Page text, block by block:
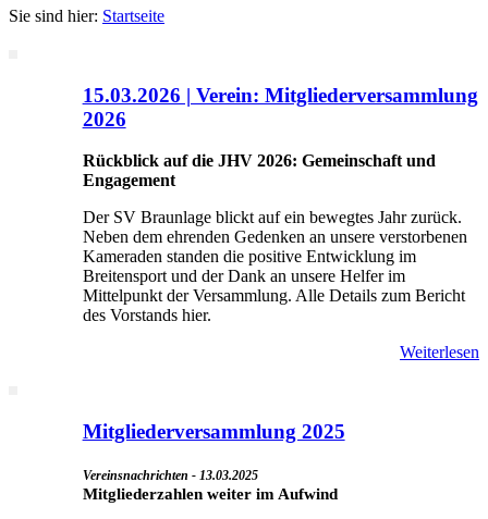
Sie sind hier: Startseite
15.03.2026 | Verein: Mitgliederversammlung
2026
Rückblick auf die JHV 2026: Gemeinschaft und
Engagement
Der SV Braunlage blickt auf ein bewegtes Jahr zurück.
Neben dem ehrenden Gedenken an unsere verstorbenen
Kameraden standen die positive Entwicklung im
Breitensport und der Dank an unsere Helfer im
Mittelpunkt der Versammlung. Alle Details zum Bericht
des Vorstands hier.
Weiterlesen
Mitgliederversammlung 2025
Vereinsnachrichten - 13.03.2025
Mitgliederzahlen weiter im Aufwind